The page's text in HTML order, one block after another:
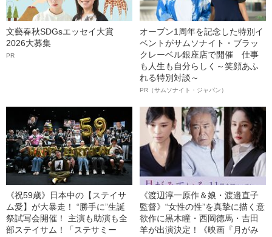
文藝春秋SDGsエッセイ大賞
2026大募集
PR
オープン1周年を記念した特別イ
ベントがサムソナイト・ブラッ
クレーベル銀座店で開催 仕事
も人生も自分らしく～笑顔あふ
れる特別対談～
PR（サムソナイト・ジャパン）
《祝59歳》日本中の【ステイサ
ム愛】が大暴走！ “勝手に”生誕
祭試写会開催！ 主演も助演も全
部ステイサム！「ステサミー
《渡辺淳一原作＆娘・渡邉直子
監督》“女性の性”を真摯に描く意
欲作に黒木瞳・西岡德馬・吉田
羊が出演決定！《映画『月がみ